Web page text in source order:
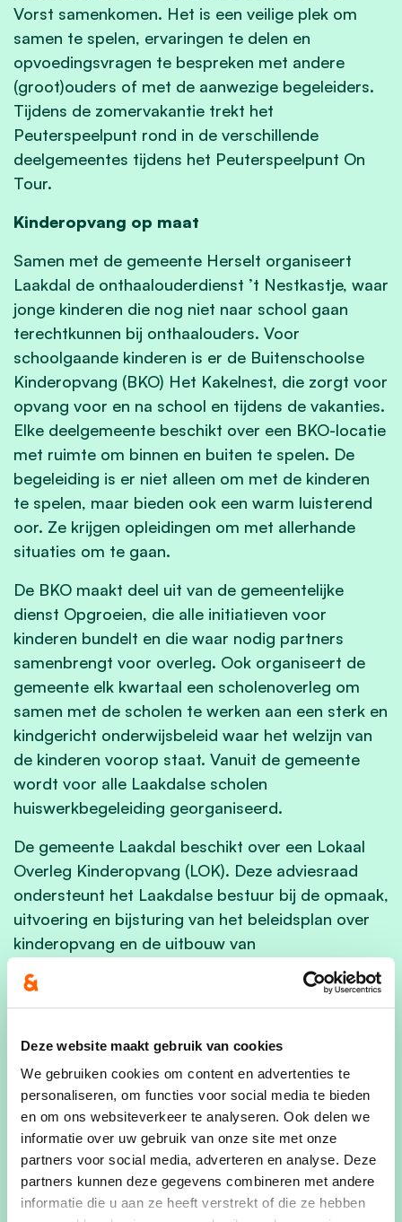
Deze website maakt gebruik van cookies
We gebruiken cookies om content en advertenties te
personaliseren, om functies voor social media te bieden
en om ons websiteverkeer te analyseren. Ook delen we
informatie over uw gebruik van onze site met onze
partners voor social media, adverteren en analyse. Deze
partners kunnen deze gegevens combineren met andere
informatie die u aan ze heeft verstrekt of die ze hebben
Vorst samenkomen. Het is een veilige plek om
samen te spelen, ervaringen te delen en
opvoedingsvragen te bespreken met andere
(groot)ouders of met de aanwezige begeleiders.
Tijdens de zomervakantie trekt het
Peuterspeelpunt rond in de verschillende
deelgemeentes tijdens het Peuterspeelpunt On
Tour.
Kinderopvang op maat
Samen met de gemeente Herselt organiseert
Laakdal de onthaalouderdienst ’t Nestkastje, waar
jonge kinderen die nog niet naar school gaan
terechtkunnen bij onthaalouders. Voor
schoolgaande kinderen is er de Buitenschoolse
Kinderopvang (BKO) Het Kakelnest, die zorgt voor
opvang voor en na school en tijdens de vakanties.
Elke deelgemeente beschikt over een BKO-locatie
met ruimte om binnen en buiten te spelen. De
begeleiding is er niet alleen om met de kinderen
te spelen, maar bieden ook een warm luisterend
oor. Ze krijgen opleidingen om met allerhande
situaties om te gaan.
De BKO maakt deel uit van de gemeentelijke
dienst Opgroeien, die alle initiatieven voor
kinderen bundelt en die waar nodig partners
samenbrengt voor overleg. Ook organiseert de
gemeente elk kwartaal een scholenoverleg om
samen met de scholen te werken aan een sterk en
kindgericht onderwijsbeleid waar het welzijn van
de kinderen voorop staat. Vanuit de gemeente
wordt voor alle Laakdalse scholen
huiswerkbegeleiding georganiseerd.
De gemeente Laakdal beschikt over een Lokaal
Overleg Kinderopvang (LOK). Deze adviesraad
ondersteunt het Laakdalse bestuur bij de opmaak,
uitvoering en bijsturing van het beleidsplan over
kinderopvang en de uitbouw van
opvangvoorzieningen. Het LOK is steeds op zoek
naar nieuwe leden. Geïnteresseerden kunnen zich
hiervoor tot de gemeente wenden.
Strijd tegen kinderarmoede
Via de sociale dienst van het OCMW voert
Laakdal een actief beleid rond de bestrijding van
kinderarmoede. Gezinnen die het financieel
moeilijk hebben, kunnen er terecht voor
ondersteuning. Iedereen kan gebruik maken van
de UitPas, de voordeelkaart waarmee je punten